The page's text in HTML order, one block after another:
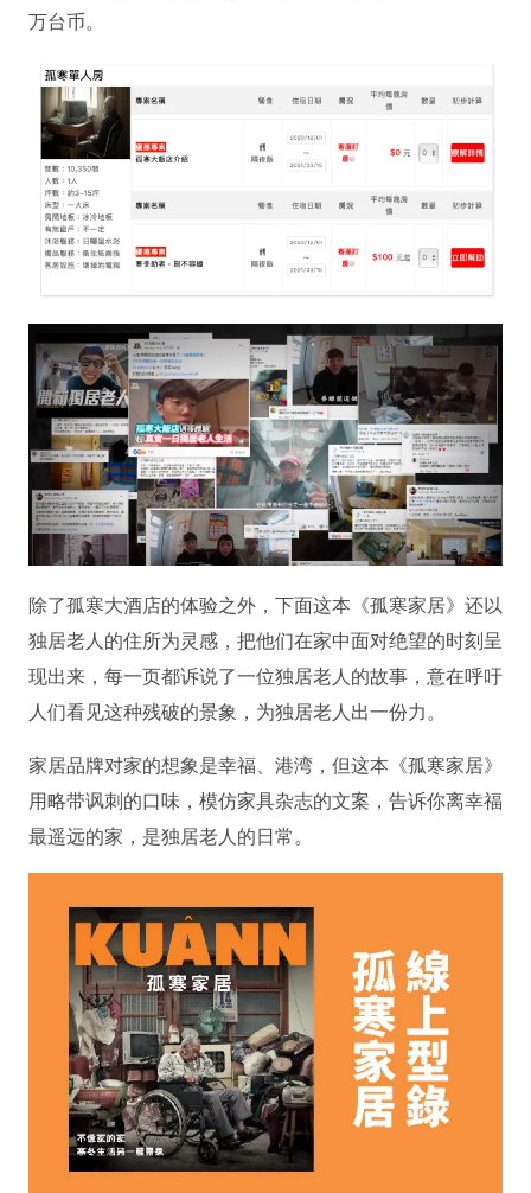
万台币。
除了孤寒大酒店的体验之外，下面这本《孤寒家居》还以
独居老人的住所为灵感，把他们在家中面对绝望的时刻呈
现出来，每一页都诉说了一位独居老人的故事，意在呼吁
人们看见这种残破的景象，为独居老人出一份力。
家居品牌对家的想象是幸福、港湾，但这本《孤寒家居》
用略带讽刺的口味，模仿家具杂志的文案，告诉你离幸福
最遥远的家，是独居老人的日常。